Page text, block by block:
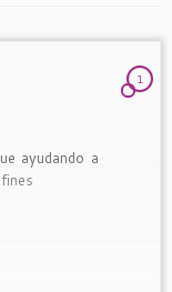
1
ayudando a